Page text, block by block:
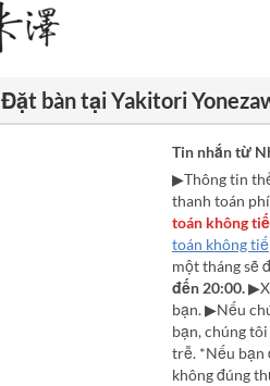
Đặt bàn tại Yakitori
Tin nhắn từ
▶Thông tin
thanh toán
toán không
toán không
một tháng sẽ
đến 20:00.
bạn. ▶Nếu
bạn, chúng
trễ. *Nếu bạn
không đúng